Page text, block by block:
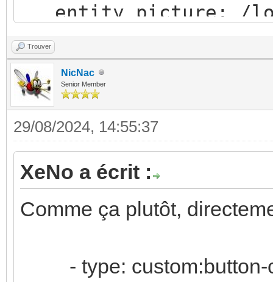
entity_picture: /
Maison/cascade_on.jpg
- value: 'off'
entity_picture: /
Maison/
entity:
name:
Trouver
NicNac
Senior Member
29/08/2024, 14:55:37
XeNo a écrit :
Comme ça plutôt,
- type: custom:button-